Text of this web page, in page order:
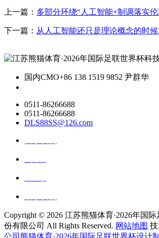
上一篇： 多部分环绕“人工智能+制调落实
下一篇： 从人工智能还只是理论概念的时
国内CMO+86 138 1519 9852 尹群华
0511-86266688
0511-86266688
DLS88SS@126.com
Copyright © 2026 江苏熊猫体育·2026年国
份有限公司 All Rights Reserved. 网站地图 技